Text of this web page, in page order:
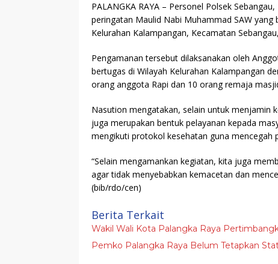
PALANGKA RAYA – Personel Polsek Sebangau,
peringatan Maulid Nabi Muhammad SAW
Kelurahan Kalampangan, Kecamatan
Pengamanan tersebut dilaksanakan oleh
bertugas di Wilayah Kelurahan Kalampangan
orang anggota Rapi dan 10 orang remaja
Nasution mengatakan, selain untuk menjamin
juga merupakan bentuk pelayanan kepada
mengikuti protokol kesehatan guna mencegah
“Selain mengamankan kegiatan, kita juga
agar tidak menyebabkan kemacetan dan
(bib/rdo/cen)
Berita Terkait
Wakil Wali Kota Palangka Raya
Pemko Palangka Raya Belum Tetapkan